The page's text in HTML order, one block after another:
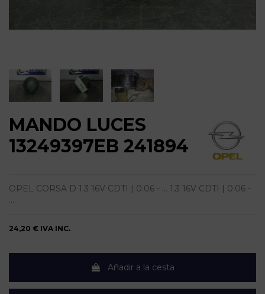
MANDO LUCES
13249397EB 241894
OPEL CORSA D 1.3 16V CDTI | 0.06 - ... 1.3 16V CDTI | 0.06 -
...
24,20 € IVA INC.
Añadir a la cesta